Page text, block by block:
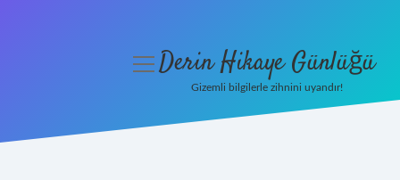
menüyüDerin Hikaye Günlüğü
Gizemli bilgilerle zihnini uyandır!